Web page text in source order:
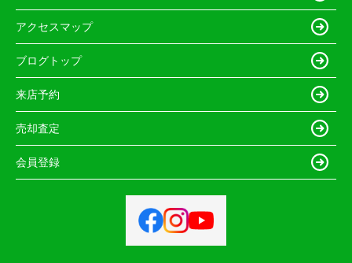
アクセスマップ
ブログトップ
来店予約
売却査定
会員登録